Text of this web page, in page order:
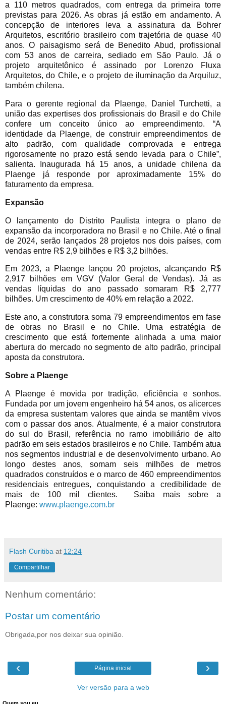
a 110 metros quadrados, com entrega da primeira torre
previstas para 2026. As obras já estão em andamento. A
concepção de interiores leva a assinatura da Bohrer
Arquitetos, escritório brasileiro com trajetória de quase 40
anos. O paisagismo será de Benedito Abud, profissional
com 53 anos de carreira, sediado em São Paulo. Já o
projeto arquitetônico é assinado por Lorenzo Fluxa
Arquitetos, do Chile, e o projeto de iluminação da Arquiluz,
também chilena.
Para o gerente regional da Plaenge, Daniel Turchetti, a
união das expertises dos profissionais do Brasil e do Chile
confere um conceito único ao empreendimento. “A
identidade da Plaenge, de construir empreendimentos de
alto padrão, com qualidade comprovada e entrega
rigorosamente no prazo está sendo levada para o Chile”,
salienta. Inaugurada há 15 anos, a unidade chilena da
Plaenge já responde por aproximadamente 15% do
faturamento da empresa.
Expansão
O lançamento do Distrito Paulista integra o plano de
expansão da incorporadora no Brasil e no Chile. Até o final
de 2024, serão lançados 28 projetos nos dois países, com
vendas entre R$ 2,9 bilhões e R$ 3,2 bilhões.
Em 2023, a Plaenge lançou 20 projetos, alcançando R$
2,917 bilhões em VGV (Valor Geral de Vendas). Já as
vendas líquidas do ano passado somaram R$ 2,777
bilhões. Um crescimento de 40% em relação a 2022.
Este ano, a construtora soma 79 empreendimentos em fase
de obras no Brasil e no Chile. Uma estratégia de
crescimento que está fortemente alinhada a uma maior
abertura do mercado no segmento de alto padrão, principal
aposta da construtora.
Sobre a Plaenge
A Plaenge é movida por tradição, eficiência e sonhos.
Fundada por um jovem engenheiro há 54 anos, os alicerces
da empresa sustentam valores que ainda se mantêm vivos
com o passar dos anos. Atualmente, é a maior construtora
do sul do Brasil, referência no ramo imobiliário de alto
padrão em seis estados brasileiros e no Chile. Também atua
nos segmentos industrial e de desenvolvimento urbano. Ao
longo destes anos, somam seis milhões de metros
quadrados construídos e o marco de 460 empreendimentos
residenciais entregues, conquistando a credibilidade de
mais de 100 mil clientes. Saiba mais sobre a
Plaenge: www.plaenge.com.br
Flash Curitiba at 12:24
Compartilhar
Nenhum comentário:
Postar um comentário
Obrigada,por nos deixar sua opinião.
‹ ›
Página inicial
Ver versão para a web